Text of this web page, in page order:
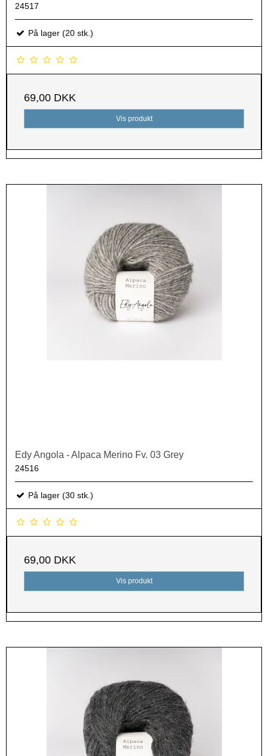
24517
På lager (20 stk.)
69,00 DKK
Vis produkt
Edy Angola - Alpaca Merino Fv. 03 Grey
24516
På lager (30 stk.)
69,00 DKK
Vis produkt